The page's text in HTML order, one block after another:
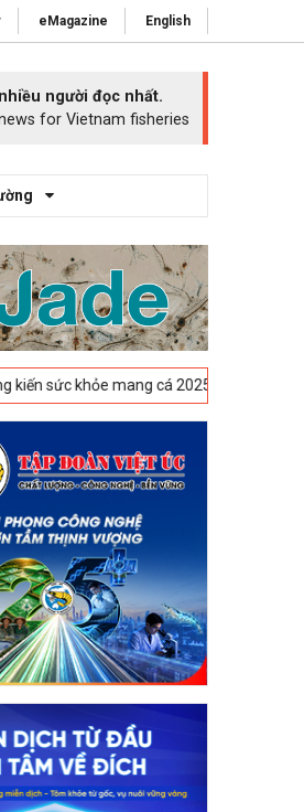
eMagazine English
người đọc nhất.
for Vietnam fisheries
mang cá 2025 -23-04-2025